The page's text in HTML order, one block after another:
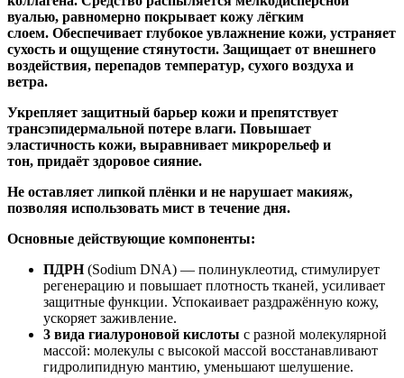
вуалью, равномерно покрывает кожу лёгким
слоем. Обеспечивает глубокое увлажнение кожи, устраняет
сухость и ощущение стянутости. Защищает от внешнего
воздействия, перепадов температур, сухого воздуха и
ветра.
Укрепляет защитный барьер кожи и препятствует
трансэпидермальной потере влаги. Повышает
эластичность кожи, выравнивает микрорельеф и
тон, придаёт здоровое сияние.
Не оставляет липкой плёнки и не нарушает макияж,
позволяя использовать мист в течение дня.
Основные действующие компоненты:
ПДРН(Sodium DNA) — полинуклеотид, стимулирует
регенерацию и повышает плотность тканей, усиливает
защитные функции. Успокаивает раздражённую кожу,
ускоряет заживление.
3 вида гиалуроновой кислоты с разной молекулярной
массой: молекулы с высокой массой восстанавливают
гидролипидную мантию, уменьшают шелушение.